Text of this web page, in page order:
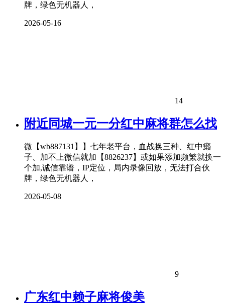
牌，绿色无机器人，
2026-05-16
14
附近同城一元一分红中麻将群怎么找
微【wb887131】】七年老平台，血战换三种、红中癞
子、加不上微信就加【8826237】或如果添加频繁就换一
个加,诚信靠谱，IP定位，局内录像回放，无法打合伙
牌，绿色无机器人，
2026-05-08
9
广东红中赖子麻将俊美